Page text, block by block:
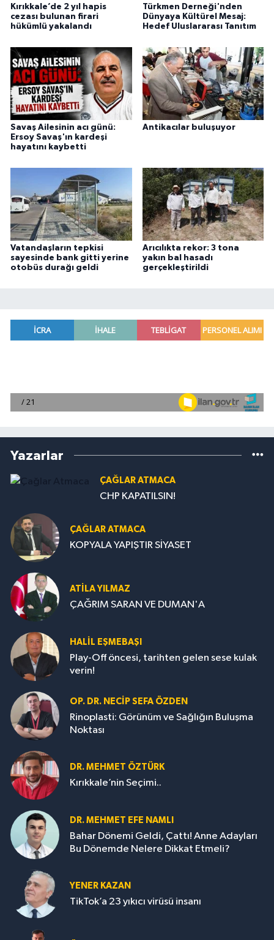
Kırıkkale’de 2 yıl hapis
cezası bulunan firari
hükümlü yakalandı
Türkmen Derneği'nden
Dünyaya Kültürel Mesaj:
Hedef Uluslararası Tanıtım
Savaş Ailesinin acı günü:
Ersoy Savaş'ın kardeşi
hayatını kaybetti
Antikacılar buluşuyor
Vatandaşların tepkisi
sayesinde bank gitti yerine
otobüs durağı geldi
Arıcılıkta rekor: 3 tona
yakın bal hasadı
gerçekleştirildi
Yazarlar
ÇAĞLAR ATMACA
CHP KAPATILSIN!
ÇAĞLAR ATMACA
KOPYALA YAPIŞTIR SİYASET
ATILA YILMAZ
ÇAĞRIM SARAN VE DUMAN'A
HALIL EŞMEBAŞI
Play-Off öncesi, tarihten gelen sese kulak
verin!
OP. DR. NECIP SEFA ÖZDEN
Rinoplasti: Görünüm ve Sağlığın Buluşma
Noktası
DR. MEHMET ÖZTÜRK
Kırıkkale’nin Seçimi..
DR. MEHMET EFE NAMLI
Bahar Dönemi Geldi, Çattı! Anne Adayları
Bu Dönemde Nelere Dikkat Etmeli?
YENER KAZAN
TikTok’a 23 yıkıcı virüsü insanı